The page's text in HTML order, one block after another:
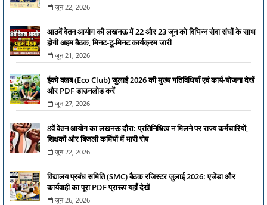
जून 22, 2026
आठवें वेतन आयोग की लखनऊ में 22 और 23 जून को विभिन्न सेवा संघों के साथ
होगी अहम बैठक, मिनट-टू-मिनट कार्यक्रम जारी
जून 21, 2026
ईको क्लब (Eco Club) जुलाई 2026 की मुख्य गतिविधियाँ एवं कार्य-योजना देखें
और PDF डाउनलोड करें
जून 27, 2026
8वें वेतन आयोग का लखनऊ दौरा: प्रतिनिधित्व न मिलने पर राज्य कर्मचारियों,
शिक्षकों और बिजली कर्मियों में भारी रोष
जून 22, 2026
विद्यालय प्रबंध समिति (SMC) बैठक रजिस्टर जुलाई 2026: एजेंडा और
कार्यवाही का पूरा PDF प्रारूप यहाँ देखें
जून 26, 2026